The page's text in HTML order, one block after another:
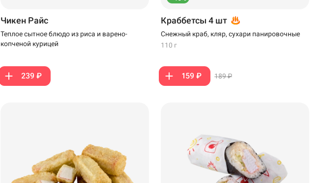
Чикен Райс
Теплое сытное блюдо из риса и варено-
копченой курицей
239 ₽
Краббетсы 4 шт
Снежный краб, кляр, сухари панировочные
110 г
159 ₽ 189 ₽